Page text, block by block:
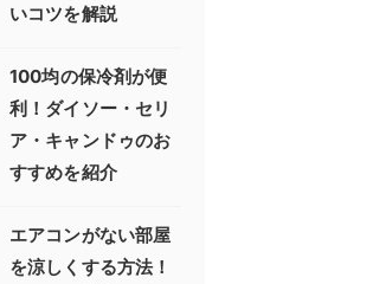
いコツを解説
100均の保冷剤が便
利！ダイソー・セリ
ア・キャンドゥのお
すすめを紹介
エアコンがない部屋
を涼しくする方法！